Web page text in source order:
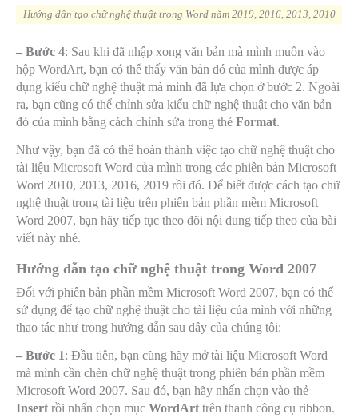
Hướng dẫn tạo chữ nghệ thuật trong Word năm 2019, 2016, 2013, 2010
– Bước 4: Sau khi đã nhập xong văn bản mà mình muốn vào
hộp WordArt, bạn có thể thấy văn bản đó của mình được áp
dụng kiểu chữ nghệ thuật mà mình đã lựa chọn ở bước 2. Ngoài
ra, bạn cũng có thể chỉnh sửa kiểu chữ nghệ thuật cho văn bản
đó của mình bằng cách chỉnh sửa trong thẻ Format.
Như vậy, bạn đã có thể hoàn thành việc tạo chữ nghệ thuật cho
tài liệu Microsoft Word của mình trong các phiên bản Microsoft
Word 2010, 2013, 2016, 2019 rồi đó. Để biết được cách tạo chữ
nghệ thuật trong tài liệu trên phiên bản phần mềm Microsoft
Word 2007, bạn hãy tiếp tục theo dõi nội dung tiếp theo của bài
viết này nhé.
Hướng dẫn tạo chữ nghệ thuật trong Word 2007
Đối với phiên bản phần mềm Microsoft Word 2007, bạn có thể
sử dụng để tạo chữ nghệ thuật cho tài liệu của mình với những
thao tác như trong hướng dẫn sau đây của chúng tôi:
– Bước 1: Đầu tiên, bạn cũng hãy mở tài liệu Microsoft Word
mà mình cần chèn chữ nghệ thuật trong phiên bản phần mềm
Microsoft Word 2007. Sau đó, bạn hãy nhấn chọn vào thẻ
Insert rồi nhấn chọn mục WordArt trên thanh công cụ ribbon.